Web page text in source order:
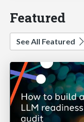
Featured
See All Featured